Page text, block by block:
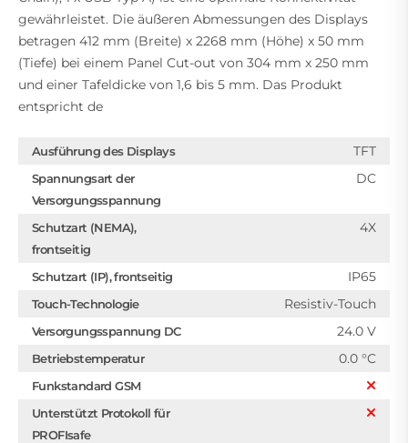
gewährleistet. Die äußeren Abmessungen des Displays
betragen 412 mm (Breite) x 2268 mm (Höhe) x 50 mm
(Tiefe) bei einem Panel Cut-out von 304 mm x 250 mm
und einer Tafeldicke von 1,6 bis 5 mm. Das Produkt
entspricht de
Ausführung des Displays TFT
Spannungsart der
Versorgungsspannung
DC
Schutzart (NEMA),
frontseitig
4X
Schutzart (IP), frontseitig IP65
Touch-Technologie Resistiv-Touch
Versorgungsspannung DC 24.0 V
Betriebstemperatur 0.0 °C
Funkstandard GSM
Unterstützt Protokoll für
PROFIsafe